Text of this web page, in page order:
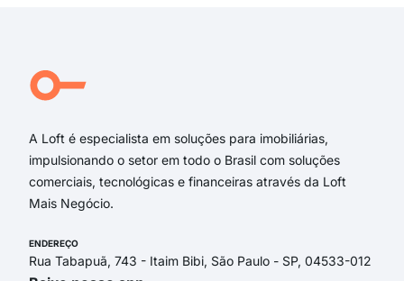
A Loft é especialista em soluções para imobiliárias,
impulsionando o setor em todo o Brasil com soluções
comerciais, tecnológicas e financeiras através da Loft
Mais Negócio.
ENDEREÇO
Rua Tabapuã, 743 - Itaim Bibi, São Paulo - SP, 04533-012